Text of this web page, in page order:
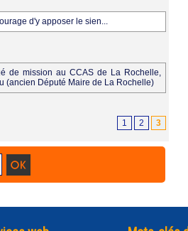
d'y apposer le sien...
de mission au CCAS de La Rochelle,
(ancien Député Maire de La Rochelle)
1 2 3